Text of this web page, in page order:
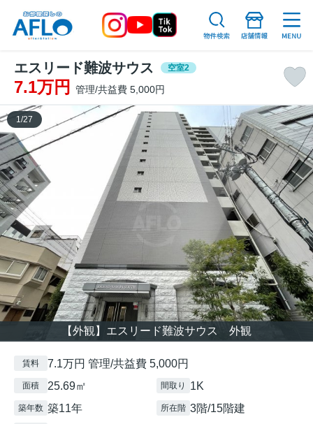
エスリード難波サウス 空室2
7.1万円 管理/共益費 5,000円
【外観】エスリード難波サウス 外観
1 /27
賃料 7.1万円 管理/共益費 5,000円
面積 25.69㎡ 間取り 1K
築年数 築11年 所在階 3階/15階建